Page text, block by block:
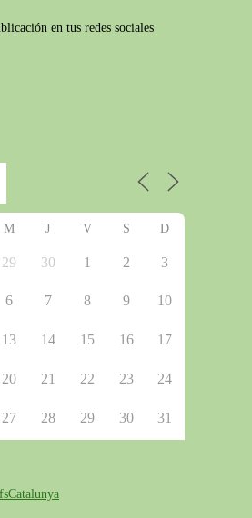
en tus redes sociales
M J V S D
29 30 1 2 3
6 7 8 9 10
13 14 15 16 17
20 21 22 23 24
27 28 29 30 31